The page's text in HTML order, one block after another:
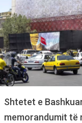
Shtetet e
memorandumit të